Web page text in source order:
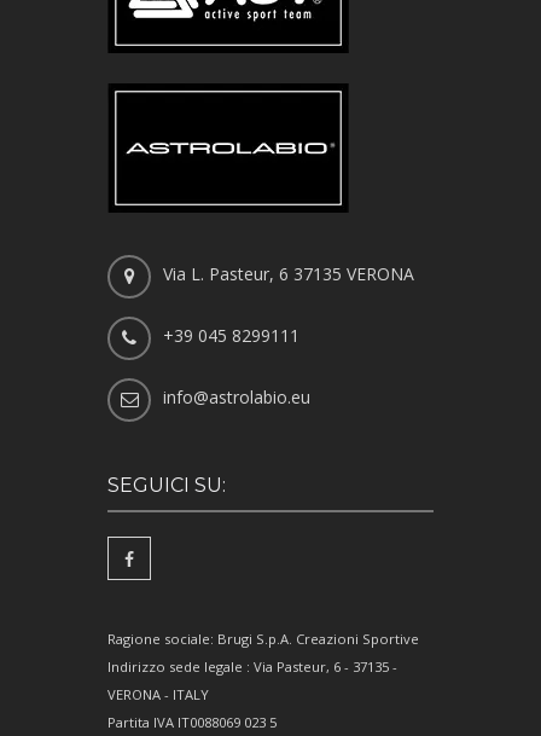
Via L. Pasteur, 6 37135 VERONA
+39 045 8299111
info@astrolabio.eu
SEGUICI SU:
Ragione sociale: Brugi S.p.A. Creazioni Sportive
Indirizzo sede legale : Via Pasteur, 6 - 37135 -
VERONA - ITALY
Partita IVA IT0088069 023 5